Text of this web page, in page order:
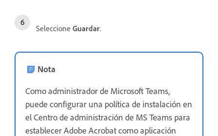
Seleccione Guardar.
Nota
Como administrador de Microsoft Teams,
puede configurar una política de instalación en
el Centro de administración de MS Teams para
establecer Adobe Acrobat como aplicación